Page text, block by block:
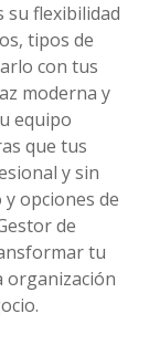
su flexibilidad
tipos de
con tus
moderna y
equipo
que tus
y sin
opciones de
de
tu
organización